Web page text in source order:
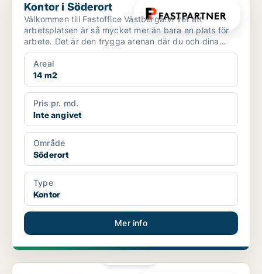
Kontor i Söderort
Välkommen till Fastoffice Västberga!Vi vet att
arbetsplatsen är så mycket mer än bara en plats för
arbete. Det är den trygga arenan där du och dina
kollegor ...
Areal
14 m2
Pris pr. md.
Inte angivet
Område
Söderort
Type
Kontor
Mer info
Kontor i Västerort